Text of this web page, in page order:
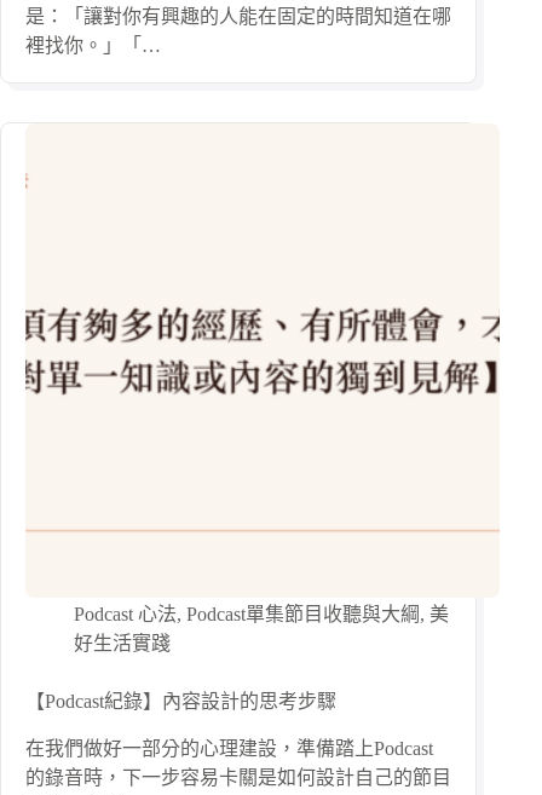
是：「讓對你有興趣的人能在固定的時間知道在哪
裡找你。」「…
Podcast 心法, Podcast單集節目收聽與大綱, 美
好生活實踐
【Podcast紀錄】內容設計的思考步驟
在我們做好一部分的心理建設，準備踏上Podcast
的錄音時，下一步容易卡關是如何設計自己的節目